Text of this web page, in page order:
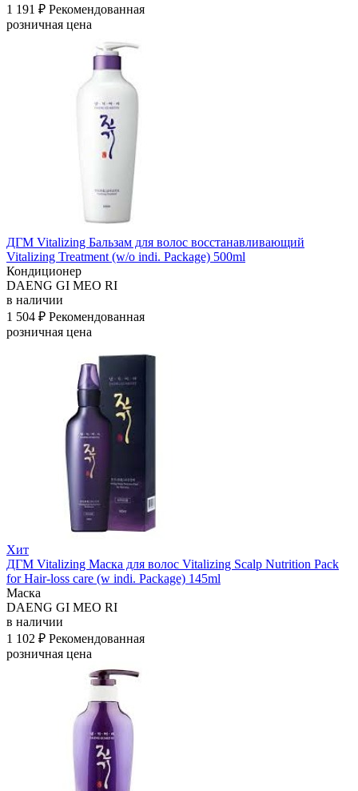
1 191 ₽ Рекомендованная
розничная цена
ДГМ Vitalizing Бальзам для волос восстанавливающий
Vitalizing Treatment (w/o indi. Package) 500ml
Кондиционер
DAENG GI MEO RI
в наличии
1 504 ₽ Рекомендованная
розничная цена
Хит
ДГМ Vitalizing Маска для волос Vitalizing Scalp Nutrition Pack
for Hair-loss care (w indi. Package) 145ml
Маска
DAENG GI MEO RI
в наличии
1 102 ₽ Рекомендованная
розничная цена